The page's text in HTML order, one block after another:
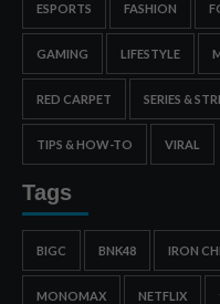
ESPORTS FASHION
GAMING LIFESTYLE
RED CARPET SERIES &
TIPS & HOW-TO VIRAL
Tags
BIGC BNK48 IRON
MONOMAX NETFLIX